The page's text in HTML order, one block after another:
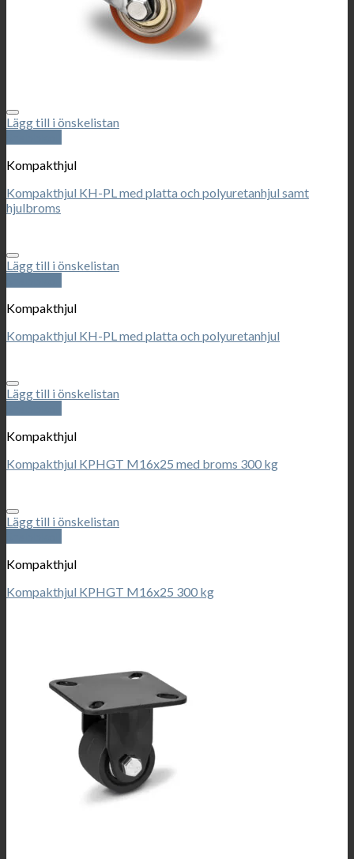
Lägg till i önskelistan
Kompakthjul
Kompakthjul KH-PL med platta och polyuretanhjul samt
hjulbroms
Lägg till i önskelistan
Kompakthjul
Kompakthjul KH-PL med platta och polyuretanhjul
Lägg till i önskelistan
Kompakthjul
Kompakthjul KPHGT M16x25 med broms 300 kg
Lägg till i önskelistan
Kompakthjul
Kompakthjul KPHGT M16x25 300 kg